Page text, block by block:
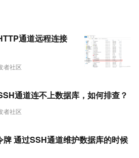
者社区
通道远程连接
者社区
通道连不上数据库，如何排查？
牌 通过SSH通道维护数据库的时候